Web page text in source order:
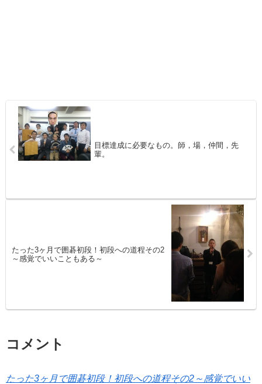
目標達成に必要なもの。師，場，仲間，先
輩。
たった3ヶ月で囲碁初段！初段への道程その2
～感覚でいいこともある～
コメント
たった3ヶ月で囲碁初段！初段への道程その2～感覚でいい